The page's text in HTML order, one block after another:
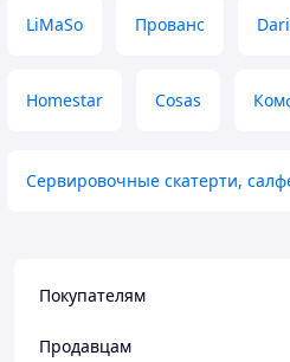
LiMaSo Прованс
Homestar Cosas
Сервировочные скатерти,
Покупателям
Продавцам